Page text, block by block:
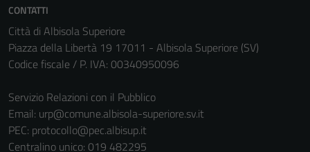
CONTATTI
Città di Albisola Superiore
Piazza della Libertà 19 17011 - Albisola Superiore (SV)
Codice fiscale / P. IVA: 00340950096
Servizio Relazioni con il Pubblico
Email: urp@comune.albisola-superiore.sv.it
PEC: protocollo@pec.albisup.it
Centralino unico: 019 482295